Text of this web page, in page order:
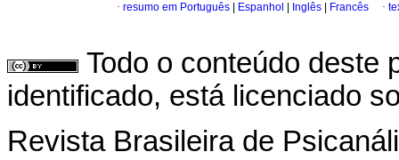
· resumo em Português Espanhol Inglês Francês ·
Todo o conteúdo deste
identificado, está licenciado
Revista Brasileira de